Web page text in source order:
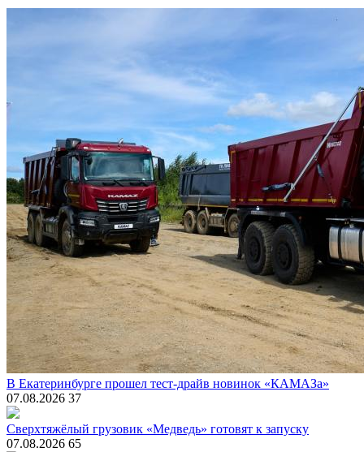
В Екатеринбурге прошел тест-драйв новинок «КАМАЗа»
07.08.2026 37
Сверхтяжёлый грузовик «Медведь» готовят к запуску
07.08.2026 65